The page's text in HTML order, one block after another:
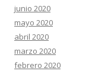
junio 2020
mayo 2020
abril 2020
marzo 2020
febrero 2020